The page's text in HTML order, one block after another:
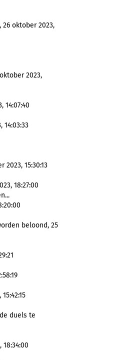
oktober 2023,
2023,
15:30:13
18:27:00
beloond, 25
duels te